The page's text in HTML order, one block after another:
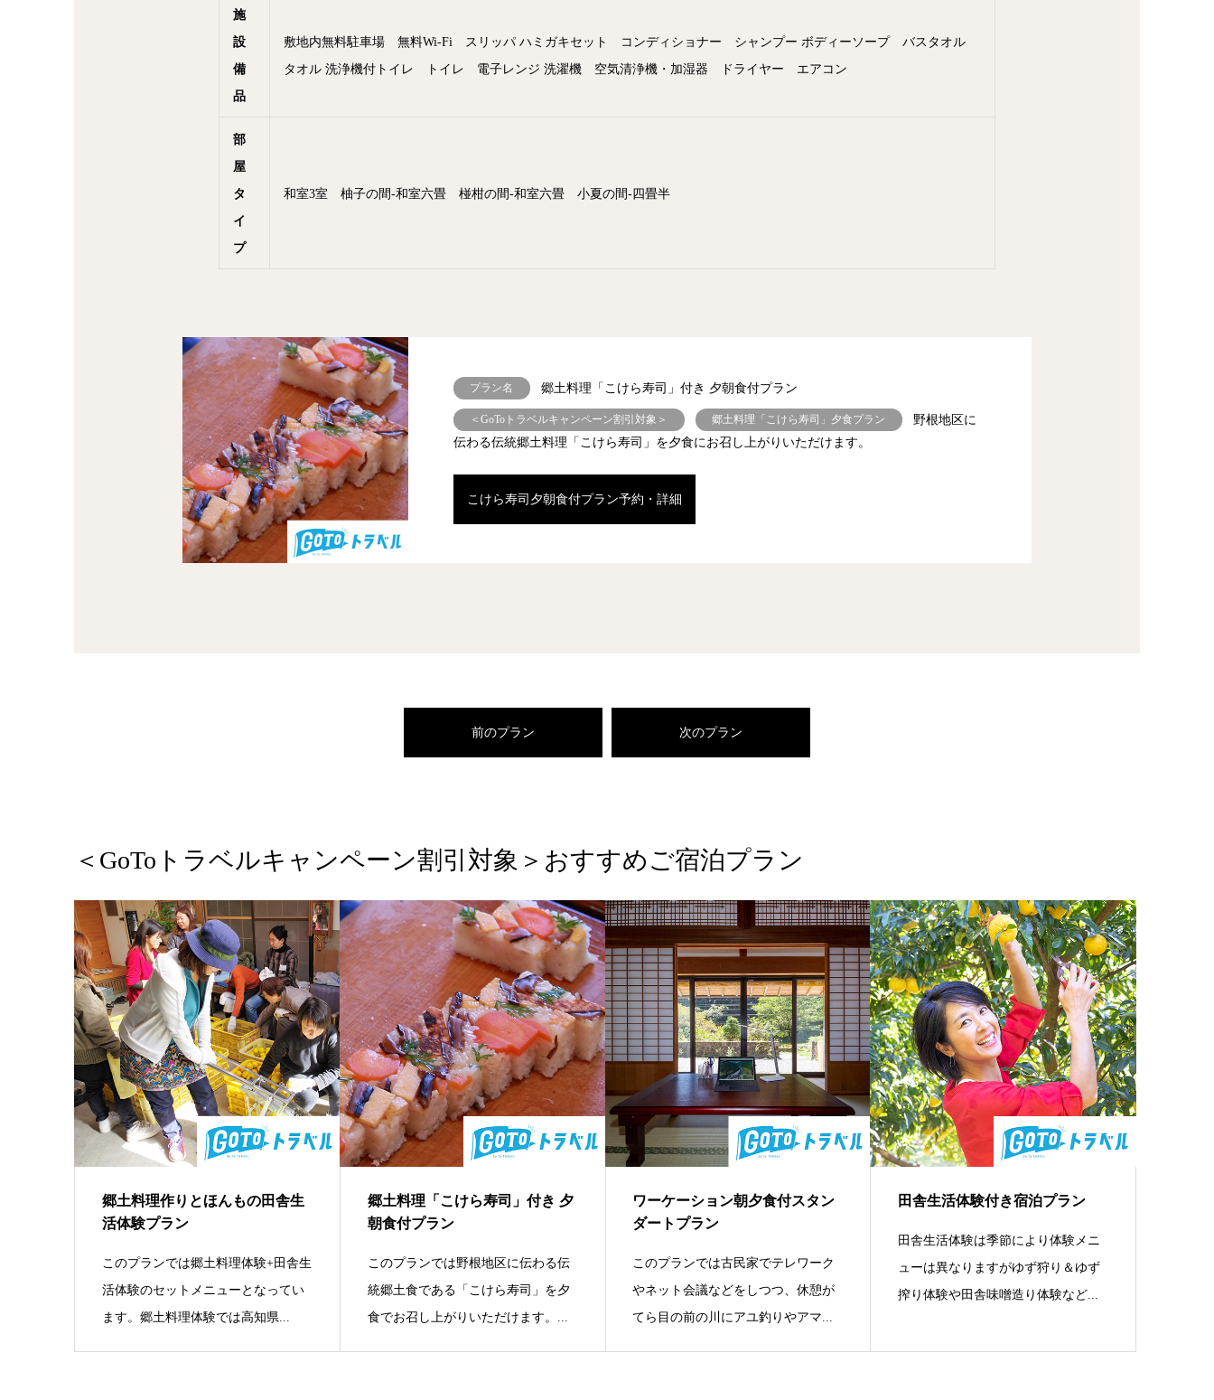
施
設
備
品
敷地内無料駐車場 無料Wi-Fi スリッパ ハミガキセット コンディショナー シャンプー ボディーソープ バスタオル
タオル 洗浄機付トイレ トイレ 電子レンジ 洗濯機 空気清浄機・加湿器 ドライヤー エアコン
部
屋
タ
イ
プ
和室3室 柚子の間-和室六畳 椪柑の間-和室六畳 小夏の間-四畳半
プラン名 郷土料理「こけら寿司」付き 夕朝食付プラン
＜GoToトラベルキャンペーン割引対象＞ 郷土料理「こけら寿司」夕食プラン
野根地区に
伝わる伝統郷土料理「こけら寿司」を夕食にお召し上がりいただけます。
こけら寿司夕朝食付プラン予約・詳細
前のプラン 次のプラン
＜GoToトラベルキャンペーン割引対象＞おすすめご宿泊プラン
郷土料理作りとほんもの田舎生
活体験プラン
このプランでは郷土料理体験+田舎生
活体験のセットメニューとなってい
ます。郷土料理体験では高知県...
郷土料理「こけら寿司」付き 夕
朝食付プラン
このプランでは野根地区に伝わる伝
統郷土食である「こけら寿司」を夕
食でお召し上がりいただけます。...
ワーケーション朝夕食付スタン
ダートプラン
このプランでは古民家でテレワーク
やネット会議などをしつつ、休憩が
てら目の前の川にアユ釣りやアマ...
田舎生活体験付き宿泊プラン
田舎生活体験は季節により体験メニ
ューは異なりますがゆず狩り＆ゆず
搾り体験や田舎味噌造り体験など...